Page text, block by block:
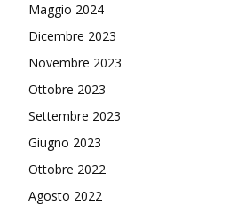
Maggio 2024
Dicembre 2023
Novembre 2023
Ottobre 2023
Settembre 2023
Giugno 2023
Ottobre 2022
Agosto 2022